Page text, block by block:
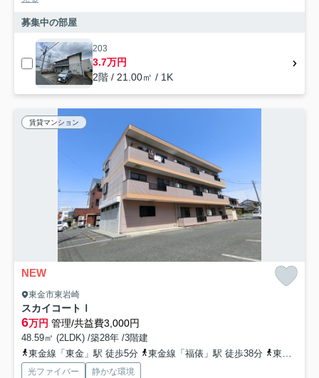
募集中の部屋
203
3.7万円
2階 / 21.00㎡ / 1K
賃貸マンション
NEW
東金市東岩崎
スカイコートⅠ
6万円 管理/共益費3,000円
48.59㎡ (2LDK) /築28年 /3階建
東金線「東金」駅 徒歩5分
東金線「福俵」駅 徒歩38分 東金線「求名」駅 徒歩53分
光ファイバー 静かな環境